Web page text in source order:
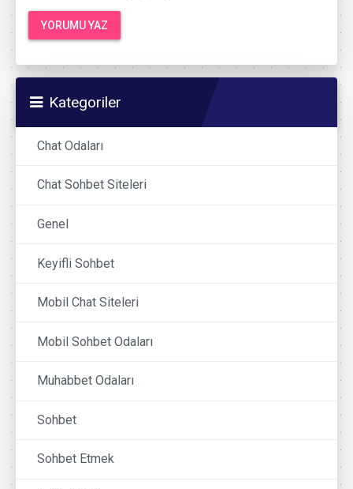
Kategoriler
Chat Odaları
Chat Sohbet Siteleri
Genel
Keyifli Sohbet
Mobil Chat Siteleri
Mobil Sohbet Odaları
Muhabbet Odaları
Sohbet
Sohbet Etmek